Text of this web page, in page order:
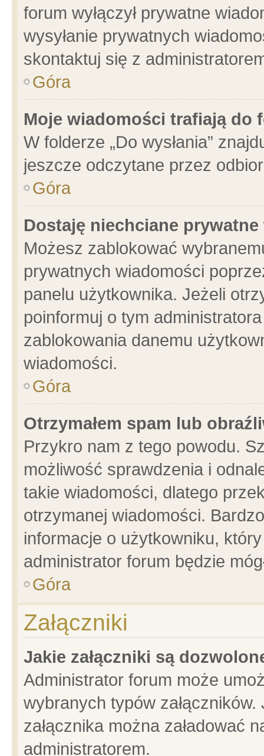
forum wyłączył prywatne
wysyłanie prywatnych
skontaktuj się z
Góra
Moje wiadomości trafiają do
W folderze „Do wysłania”
jeszcze odczytane przez
Góra
Dostaję niechciane
Możesz zablokować
prywatnych wiadomości
panelu użytkownika. Jeżeli
poinformuj o tym
zablokowania danemu
wiadomości.
Góra
Otrzymałem spam lub
Przykro nam z tego powodu.
możliwość sprawdzenia i
takie wiadomości, dlatego
otrzymanej wiadomości.
informacje o użytkowniku,
administrator forum będzie
Góra
Załączniki
Jakie załączniki są
Administrator forum może
wybranych typów
załącznika można załadować
administratorem.